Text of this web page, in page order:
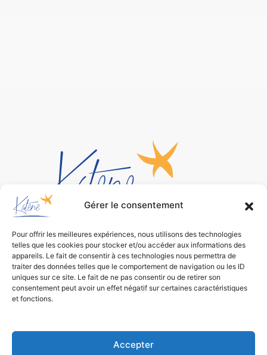
Gérer le consentement
Pour offrir les meilleures expériences, nous utilisons des technologies
telles que les cookies pour stocker et/ou accéder aux informations des
appareils. Le fait de consentir à ces technologies nous permettra de
traiter des données telles que le comportement de navigation ou les ID
uniques sur ce site. Le fait de ne pas consentir ou de retirer son
consentement peut avoir un effet négatif sur certaines caractéristiques
et fonctions.
Accepter
Bureau d’études
de conception environnementale